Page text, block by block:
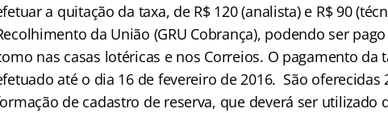
a quitação da taxa, de R$ 120 (analista) e R$ 90
da União (GRU Cobrança), podendo ser
nas casas lotéricas e nos Correios. O pagamento da
até o dia 16 de fevereiro de 2016. São oferecidas
de cadastro de reserva, que deverá ser utilizado